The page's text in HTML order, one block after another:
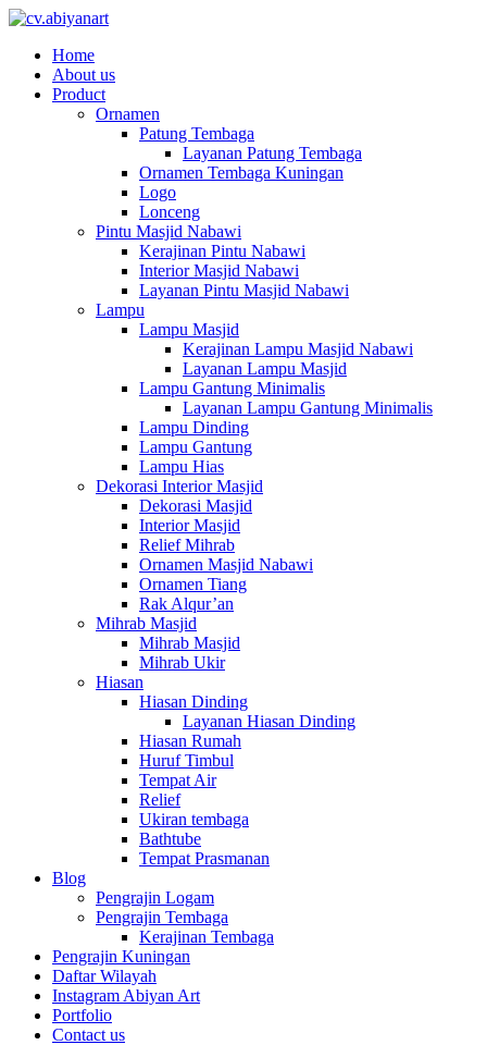
Home
About us
Product
Ornamen
Patung Tembaga
Layanan Patung Tembaga
Ornamen Tembaga Kuningan
Logo
Lonceng
Pintu Masjid Nabawi
Kerajinan Pintu Nabawi
Interior Masjid Nabawi
Layanan Pintu Masjid Nabawi
Lampu
Lampu Masjid
Kerajinan Lampu Masjid Nabawi
Layanan Lampu Masjid
Lampu Gantung Minimalis
Layanan Lampu Gantung Minimalis
Lampu Dinding
Lampu Gantung
Lampu Hias
Dekorasi Interior Masjid
Dekorasi Masjid
Interior Masjid
Relief Mihrab
Ornamen Masjid Nabawi
Ornamen Tiang
Rak Alqur’an
Mihrab Masjid
Mihrab Masjid
Mihrab Ukir
Hiasan
Hiasan Dinding
Layanan Hiasan Dinding
Hiasan Rumah
Huruf Timbul
Tempat Air
Relief
Ukiran tembaga
Bathtube
Tempat Prasmanan
Blog
Pengrajin Logam
Pengrajin Tembaga
Kerajinan Tembaga
Pengrajin Kuningan
Daftar Wilayah
Instagram Abiyan Art
Portfolio
Contact us